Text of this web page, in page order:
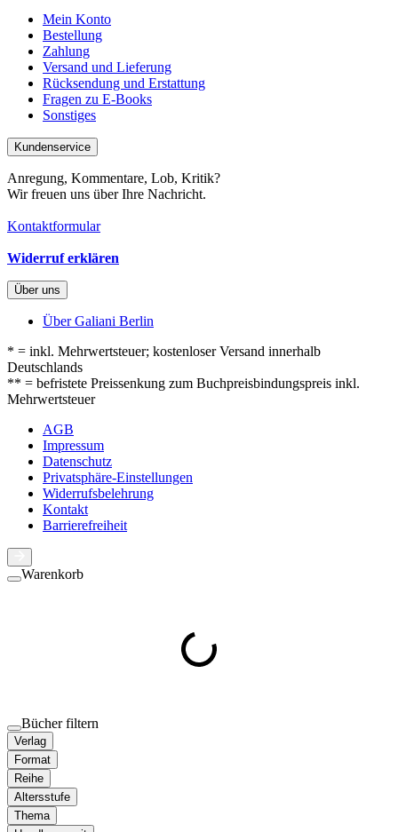
Mein Konto
Bestellung
Zahlung
Versand und Lieferung
Rücksendung und Erstattung
Fragen zu E-Books
Sonstiges
Kundenservice
Anregung, Kommentare, Lob, Kritik?
Wir freuen uns über Ihre Nachricht.
Kontaktformular
Widerruf erklären
Über uns
Über Galiani Berlin
* = inkl. Mehrwertsteuer; kostenloser Versand innerhalb
Deutschlands
** = befristete Preissenkung zum Buchpreisbindungspreis inkl.
Mehrwertsteuer
AGB
Impressum
Datenschutz
Privatsphäre-Einstellungen
Widerrufsbelehrung
Kontakt
Barrierefreiheit
Warenkorb
Bücher filtern
Verlag
Format
Reihe
Altersstufe
Thema